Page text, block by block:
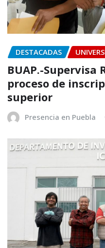
DESTACADAS
BUAP.-Supervisa
proceso de
superior
Presencia en Puebla